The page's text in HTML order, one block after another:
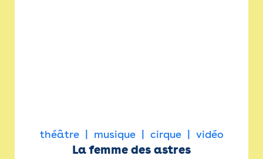
théâtre musique cirque vidéo
La femme des astres